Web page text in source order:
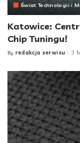
Świat Technologii i
Katowice:
Chip Tuningu!
Posted
By redakcja serwisu 3